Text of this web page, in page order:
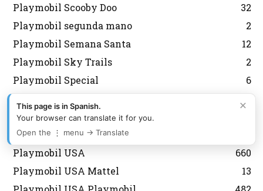
Playmobil Scooby Doo
32
Playmobil segunda mano
2
Playmobil Semana Santa
12
Playmobil Sky Trails
2
Playmobil Special
6
Playmobil Special Plus
13
Playmobil Sudistas Confederados
Playmobil the movie
Playmobil USA
660
Playmobil USA Mattel
13
×
This page is in Spanish.
Your browser can translate it for you.
Open the ⋮ menu → Translate